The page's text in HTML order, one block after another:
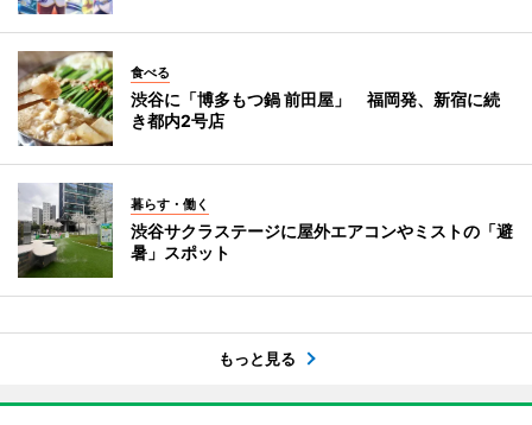
食べる
渋谷に「博多もつ鍋 前田屋」 福岡発、新宿に続
き都内2号店
暮らす・働く
渋谷サクラステージに屋外エアコンやミストの「避
暑」スポット
もっと見る